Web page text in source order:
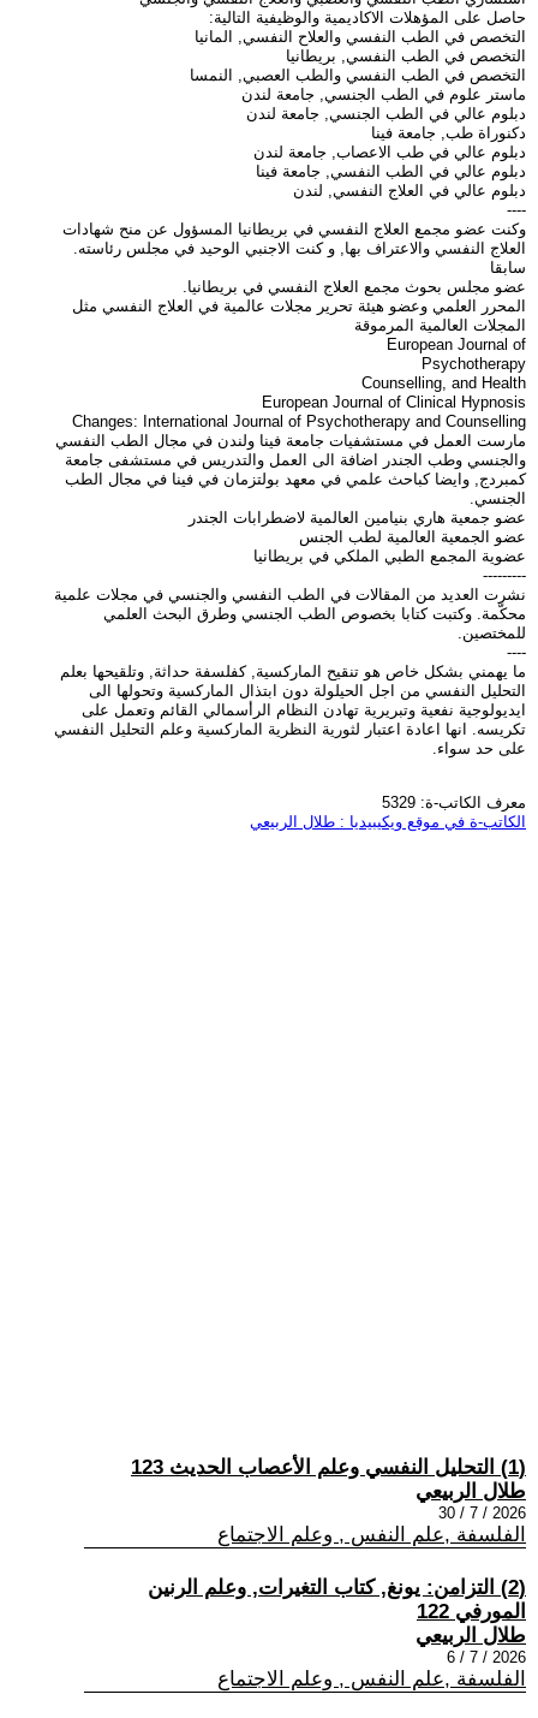
حاصل على المؤهلات الاكاديمية والوظيفية التالية:
التخصص في الطب النفسي والعلاح النفسي, المانيا
التخصص في الطب النفسي, بريطانيا
التخصص في الطب النفسي والطب العصبي, النمسا
ماستر علوم في الطب الجنسي, جامعة لندن
دبلوم عالي في الطب الجنسي, جامعة لندن
دكنوراة طب, جامعة فينا
دبلوم عالي في طب الاعصاب, جامعة لندن
دبلوم عالي في الطب النفسي, جامعة فينا
دبلوم عالي في العلاج النفسي, لندن
----
وكنت عضو مجمع العلاج النفسي في بريطانيا المسؤول عن منح شهادات
العلاج النفسي والاعتراف بها, و كنت الاجنبي الوحيد في مجلس رئاسته.
سابقا
عضو مجلس بحوث مجمع العلاج النفسي في بريطانيا.
المحرر العلمي وعضو هيئة تحرير مجلات عالمية في العلاج النفسي مثل
المجلات العالمية المرموقة
European Journal of
Psychotherapy
Counselling, and Health
European Journal of Clinical Hypnosis
Changes: International Journal of Psychotherapy and Counselling
مارست العمل في مستشفيات جامعة فينا ولندن في مجال الطب النفسي
والجنسي وطب الجندر اضافة الى العمل والتدريس في مستشفى جامعة
كمبردج, وايضا كباحث علمي في معهد بولتزمان في فينا في مجال الطب
الجنسي.
عضو جمعية هاري بنيامين العالمية لاضطرابات الجندر
عضو الجمعية العالمية لطب الجنس
عضوية المجمع الطبي الملكي في بريطانيا
---------
نشرت العديد من المقالات في الطب النفسي والجنسي في مجلات علمية
محكّمة. وكتبت كتابا بخصوص الطب الجنسي وطرق البحث العلمي
للمختصين.
----
ما يهمني بشكل خاص هو تنقيح الماركسية, كفلسفة حداثة, وتلقيحها بعلم
التحليل النفسي من اجل الحيلولة دون ابتذال الماركسية وتحولها الى
ايديولوجية نفعية وتبريرية تهادن النظام الرأسمالي القائم وتعمل على
تكريسه. انها اعادة اعتبار لثورية النظرية الماركسية وعلم التحليل النفسي
على حد سواء.
معرف الكاتب-ة: 5329
الكاتب-ة في موقع ويكيبيديا : طلال الربيعي
(1) التحليل النفسي وعلم الأعصاب الحديث 123
طلال الربيعي
2026 / 7 / 30
الفلسفة ,علم النفس , وعلم الاجتماع
(2) التزامن: يونغ, كتاب التغيرات, وعلم الرنين
المورفي 122
طلال الربيعي
2026 / 7 / 6
الفلسفة ,علم النفس , وعلم الاجتماع